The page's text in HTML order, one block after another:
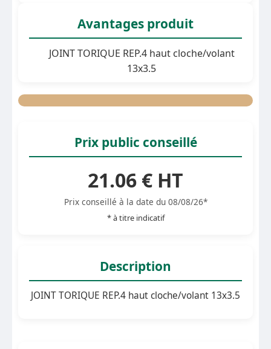
Avantages produit
JOINT TORIQUE REP.4 haut cloche/volant
13x3.5
Prix public conseillé
21.06 € HT
Prix conseillé à la date du 08/08/26*
* à titre indicatif
Description
JOINT TORIQUE REP.4 haut cloche/volant 13x3.5